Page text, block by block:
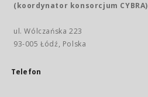
(koordynator konsorcjum CYBRA)
ul. Wólczańska 223
93-005 Łódź, Polska
Telefon